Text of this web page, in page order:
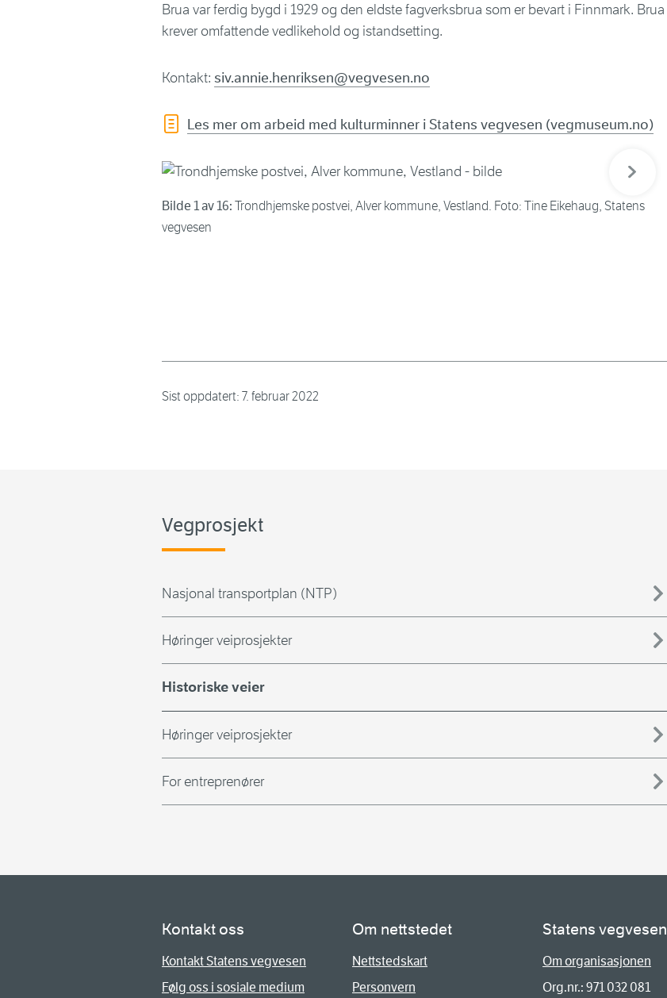
Brua var ferdig bygd i 1929 og den eldste fagverksbrua som er bevart i Finnmark. Brua
krever omfattende vedlikehold og istandsetting.
Kontakt: siv.annie.henriksen@vegvesen.no
Les mer om arbeid med kulturminner i Statens vegvesen (vegmuseum.no)
Bilde 1 av 16: Trondhjemske postvei, Alver kommune, Vestland. Foto: Tine Eikehaug, Statens
vegvesen
Sist oppdatert: 7. februar 2022
Vegprosjekt
Nasjonal transportplan (NTP)
Høringer veiprosjekter
Historiske veier
Høringer veiprosjekter
For entreprenører
Kontakt oss
Kontakt Statens vegvesen
Følg oss i sosiale medium
Om nettstedet
Nettstedskart
Personvern
Statens vegvesen
Om organisasjonen
Org.nr.: 971 032 081